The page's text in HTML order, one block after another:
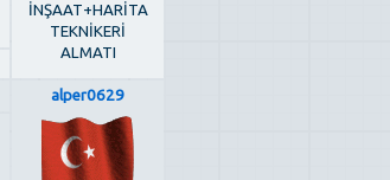
İNŞAAT+HARİTA
TEKNİKERİ
ALMATI
alper0629